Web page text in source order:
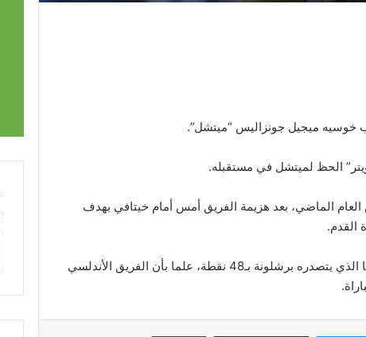
خوسيه ميجيل جونزاليس “ميتشل”.
الحظ لميتشل في مستقبله.
الماضي، بعد هزيمة الفريق أمس أمام خيتافي بهدف
ويحتل مالاجا حاليا المركز الـ19 وقبل الأخير بترتيب الليجا الذي يتصدره برشلونة بـ48 نقطة، علما بأن الفريق الأندلسي